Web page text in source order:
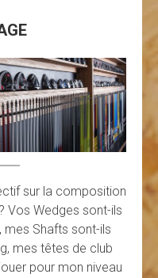
sur la composition
Vos Wedges sont-ils
mes Shafts sont-ils
mes têtes de club
pour mon niveau